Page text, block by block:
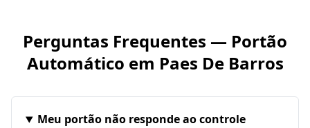
Perguntas Frequentes — Portão
Automático em Paes De Barros
Meu portão não responde ao controle